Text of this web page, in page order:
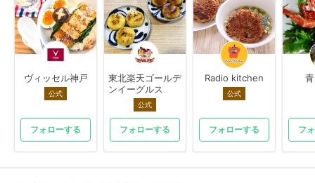
ヴィッセル神戸
公式
フォローする
東北楽天ゴールデ
ンイーグルス
公式
フォローする
Radio kitchen
公式
フォローする フ